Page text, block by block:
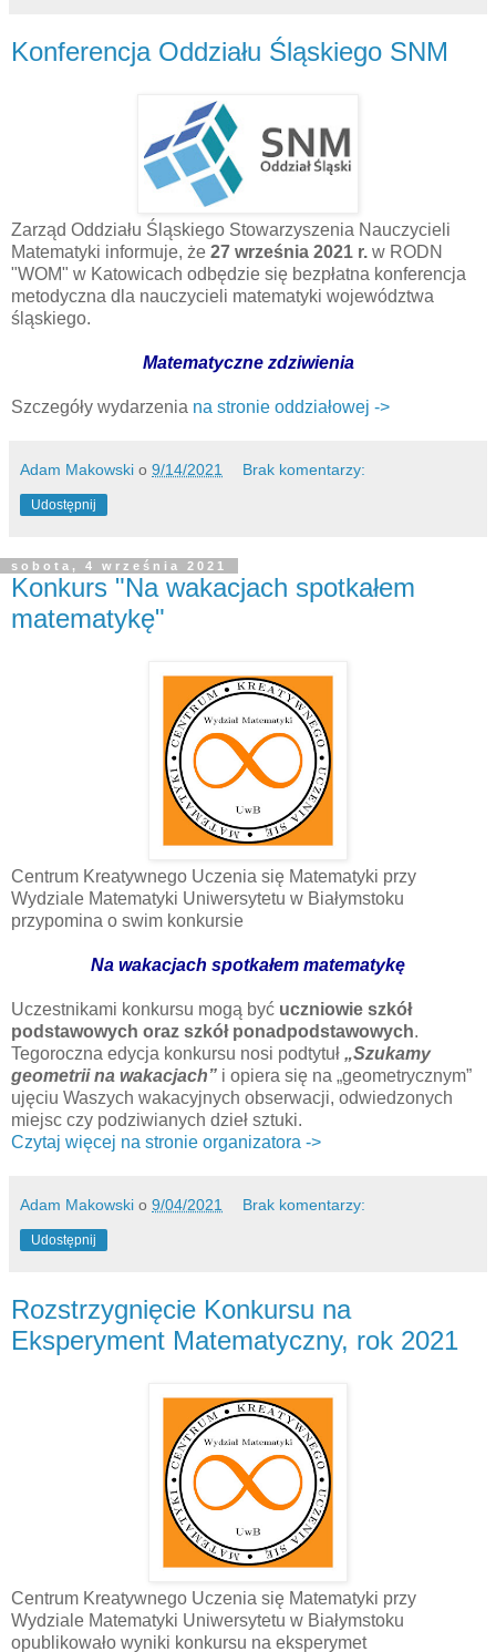
Konferencja Oddziału Śląskiego SNM
Zarząd Oddziału Śląskiego Stowarzyszenia Nauczycieli
Matematyki informuje, że 27 września 2021 r. w RODN
"WOM" w Katowicach odbędzie się bezpłatna konferencja
metodyczna dla nauczycieli matematyki województwa
śląskiego.
Matematyczne zdziwienia
Szczegóły wydarzenia na stronie oddziałowej ->
Adam Makowski o 9/14/2021 Brak komentarzy:
Udostępnij
sobota, 4 września 2021
Konkurs "Na wakacjach spotkałem
matematykę"
Centrum Kreatywnego Uczenia się Matematyki przy
Wydziale Matematyki Uniwersytetu w Białymstoku
przypomina o swim konkursie
Na wakacjach spotkałem matematykę
Uczestnikami konkursu mogą być uczniowie szkół
podstawowych oraz szkół ponadpodstawowych.
Tegoroczna edycja konkursu nosi podtytuł „Szukamy
geometrii na wakacjach” i opiera się na „geometrycznym”
ujęciu Waszych wakacyjnych obserwacji, odwiedzonych
miejsc czy podziwianych dzieł sztuki.
Czytaj więcej na stronie organizatora ->
Adam Makowski o 9/04/2021 Brak komentarzy:
Udostępnij
Rozstrzygnięcie Konkursu na
Eksperyment Matematyczny, rok 2021
Centrum Kreatywnego Uczenia się Matematyki przy
Wydziale Matematyki Uniwersytetu w Białymstoku
opublikowało wyniki konkursu na eksperymet